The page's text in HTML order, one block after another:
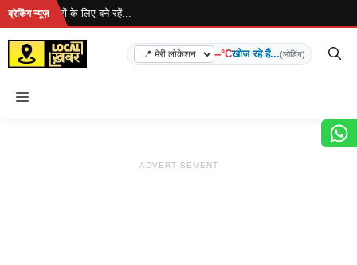
Skip
content
ब्रेकिंग न्यूज़
ताज़ा खबरों के लिए बने रहें...
--°Cखोज रहे हैं...(लोडिंग)
Menu
ADVERTISEMENT